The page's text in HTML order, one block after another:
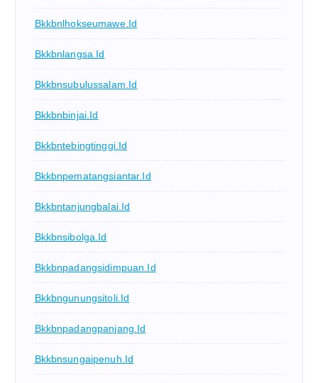
Bkkbnlhokseumawe.id
Bkkbnlangsa.id
Bkkbnsubulussalam.id
Bkkbnbinjai.id
Bkkbntebingtinggi.id
Bkkbnpematangsiantar.id
Bkkbntanjungbalai.id
Bkkbnsibolga.id
Bkkbnpadangsidimpuan.id
Bkkbngunungsitoli.id
Bkkbnpadangpanjang.id
Bkkbnsungaipenuh.id